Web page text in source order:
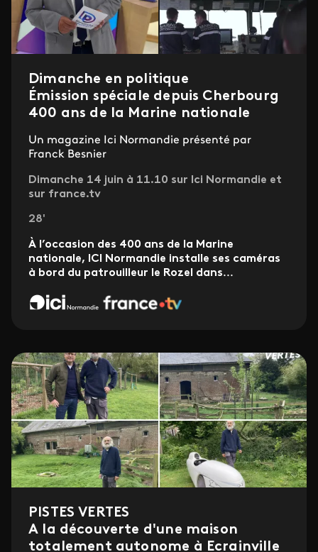
Dimanche en politique
Émission spéciale depuis Cherbourg
400 ans de la Marine nationale
Un magazine Ici Normandie présenté par
Franck Besnier
Dimanche 14 juin à 11.10 sur Ici Normandie et
sur france.tv
28'
À l’occasion des 400 ans de la Marine
nationale, ICI Normandie installe ses caméras
à bord du patrouilleur le Rozel dans...
PISTES VERTES
A la découverte d'une maison
totalement autonome à Ecrainville